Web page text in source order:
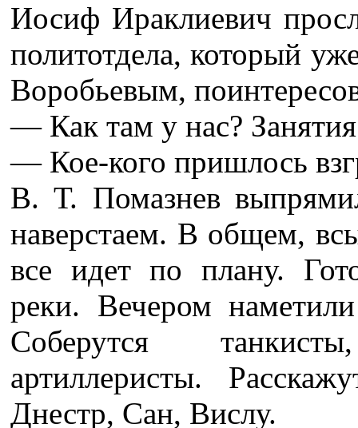
Иосиф Ираклиевич
политотдела, который
Воробьевым,
— Как там у нас?
— Кое-кого пришлось
В. Т. Помазнев
наверстаем. В общем,
все идет по плану.
реки. Вечером
Соберутся
артиллеристы.
Днестр, Сан, Вислу.